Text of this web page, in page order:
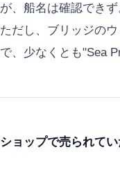
が、船名は確認できず
ただし、ブリッジの
で、少なくとも"Sea
ショップで売られて